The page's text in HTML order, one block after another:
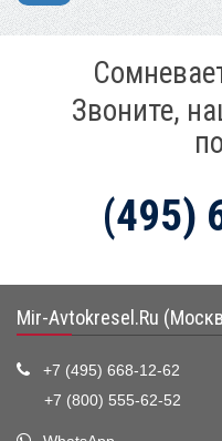
Звоните,
(495)
Mir-Avtokresel.Ru
+7 (495) 668-12-62
+7 (800) 555-62-52